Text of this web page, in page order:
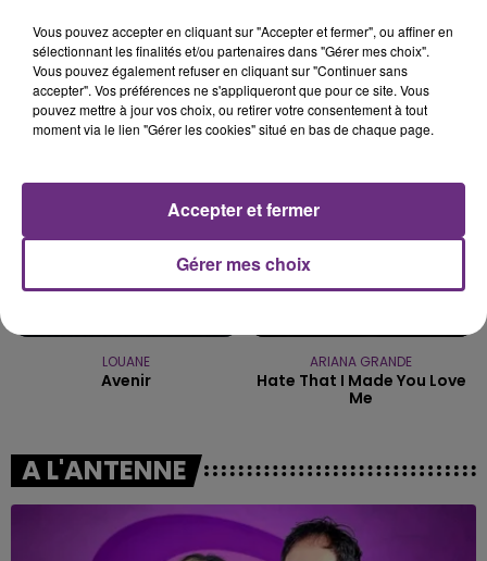
LIQUIDO
Narcotic
SHAKIRA FEAT. BURNA BOY
Dai Dai
5h57
5h57
LOUANE
Avenir
5h53
5h53
ARIANA GRANDE
Hate That I Made You Love
Me
A L'ANTENNE
Vous pouvez accepter en cliquant sur "Accepter et fermer", ou affiner en
sélectionnant les finalités et/ou partenaires dans "Gérer mes choix".
Vous pouvez également refuser en cliquant sur "Continuer sans
accepter". Vos préférences ne s'appliqueront que pour ce site. Vous
pouvez mettre à jour vos choix, ou retirer votre consentement à tout
moment via le lien "Gérer les cookies" situé en bas de chaque page.
Gérer mes choix
Accepter et fermer